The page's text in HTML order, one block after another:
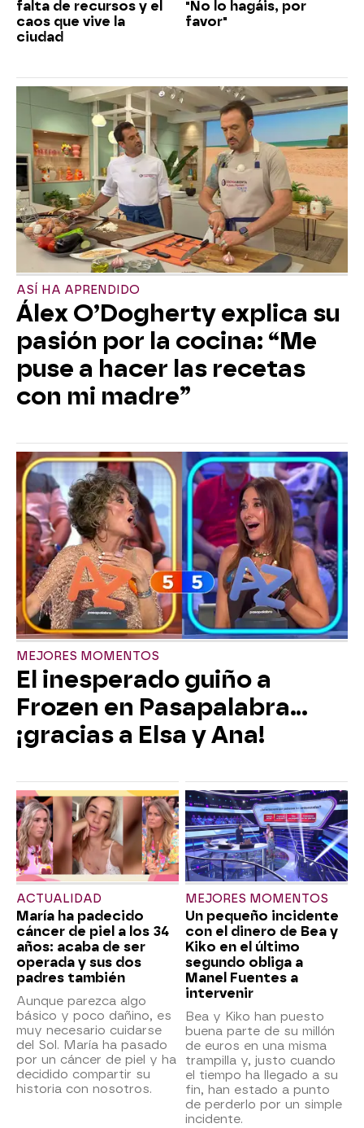
falta de recursos y el
caos que vive la
ciudad
"No lo hagáis, por
favor"
ASÍ HA APRENDIDO
Álex O’Dogherty explica su
pasión por la cocina: “Me
puse a hacer las recetas
con mi madre”
MEJORES MOMENTOS
El inesperado guiño a
Frozen en Pasapalabra…
¡gracias a Elsa y Ana!
ACTUALIDAD
María ha padecido
cáncer de piel a los 34
años: acaba de ser
operada y sus dos
padres también
Aunque parezca algo
básico y poco dañino, es
muy necesario cuidarse
del Sol. María ha pasado
por un cáncer de piel y ha
decidido compartir su
historia con nosotros.
MEJORES MOMENTOS
Un pequeño incidente
con el dinero de Bea y
Kiko en el último
segundo obliga a
Manel Fuentes a
intervenir
Bea y Kiko han puesto
buena parte de su millón
de euros en una misma
trampilla y, justo cuando
el tiempo ha llegado a su
fin, han estado a punto
de perderlo por un simple
incidente.